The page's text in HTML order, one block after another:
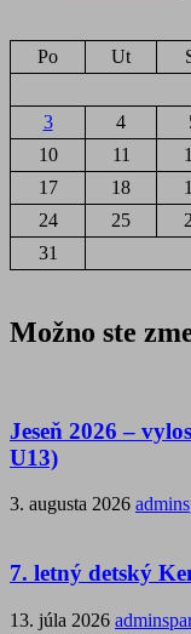
Po
Ut
3
4
10
11
17
18
24
25
31
Možno ste
Jeseň 2026 –
U13)
3. augusta 2026
7. letný detský
13. júla 2026